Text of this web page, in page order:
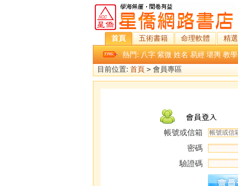
首頁 五術書籍 命理軟體 精
熱門: 八字 紫微 姓名 易經 堪輿 教學
目前位置: 首頁 > 會員專區
帳號或信箱
密碼
驗證碼